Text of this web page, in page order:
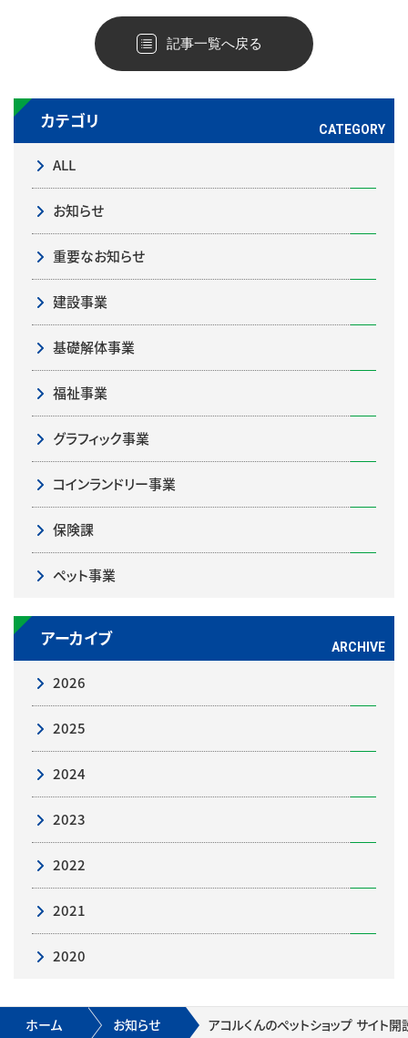
記事一覧へ戻る
カテゴリ
ALL
お知らせ
重要なお知らせ
建設事業
基礎解体事業
福祉事業
グラフィック事業
コインランドリー事業
保険課
ペット事業
アーカイブ
2026
2025
2024
2023
2022
2021
2020
ホーム お知らせ アコルくんのペットショップ サイト